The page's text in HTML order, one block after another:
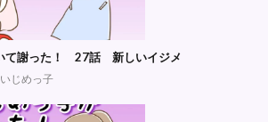
て謝った！ 27話 新しいイジメ
じめっ子